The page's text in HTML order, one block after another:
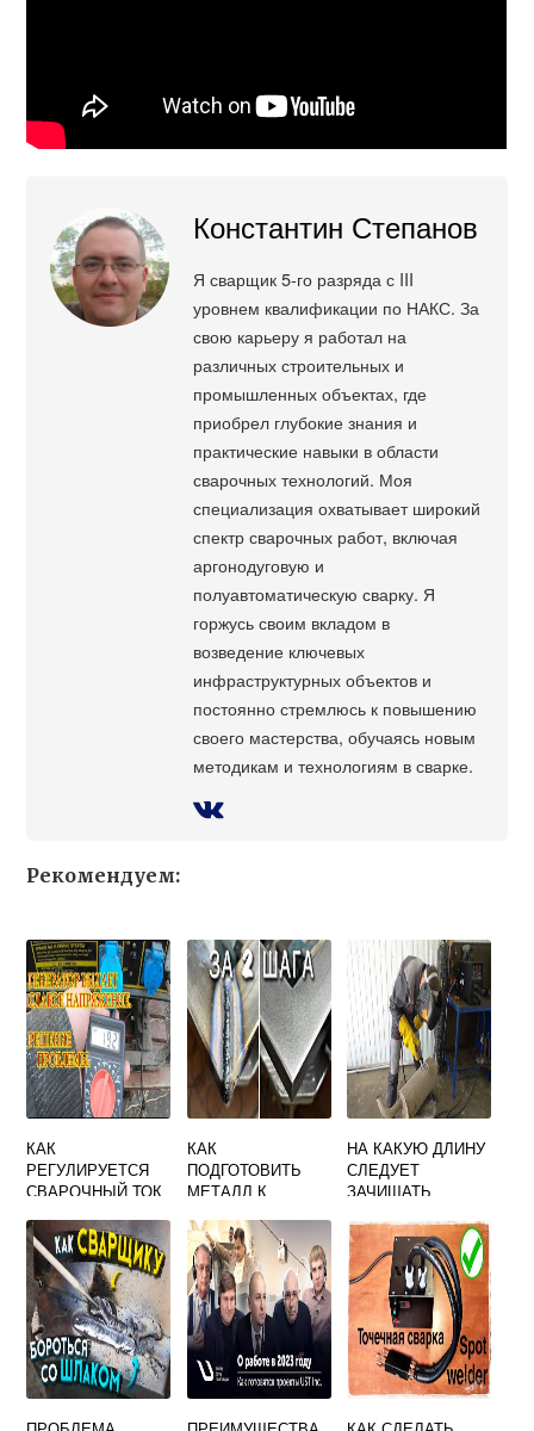
Константин Степанов
Я сварщик 5-го разряда с III
уровнем квалификации по НАКС. За
свою карьеру я работал на
различных строительных и
промышленных объектах, где
приобрел глубокие знания и
практические навыки в области
сварочных технологий. Моя
специализация охватывает широкий
спектр сварочных работ, включая
аргонодуговую и
полуавтоматическую сварку. Я
горжусь своим вкладом в
возведение ключевых
инфраструктурных объектов и
постоянно стремлюсь к повышению
своего мастерства, обучаясь новым
методикам и технологиям в сварке.
Рекомендуем:
КАК
РЕГУЛИРУЕТСЯ
СВАРОЧНЫЙ ТОК
КАК
ПОДГОТОВИТЬ
МЕТАЛЛ К
НА КАКУЮ ДЛИНУ
СЛЕДУЕТ
ЗАЧИЩАТЬ
СТЕРЖНИ В
МЕСТАХ
СОЕДИНЕНИЙ
ВАННОЙ
СВАРКОЙ